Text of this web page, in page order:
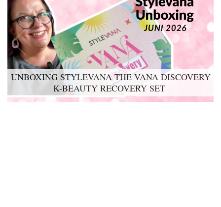
UNBOXING STYLEVANA THE VANA DISCOVERY
K-BEAUTY RECOVERY SET